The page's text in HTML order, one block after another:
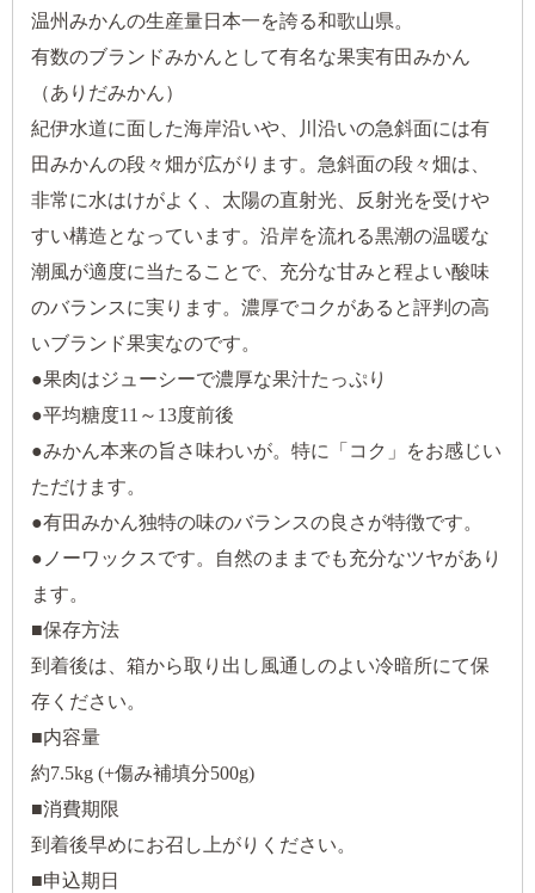
温州みかんの生産量日本一を誇る和歌山県。
有数のブランドみかんとして有名な果実有田みかん
（ありだみかん）
紀伊水道に面した海岸沿いや、川沿いの急斜面には有
田みかんの段々畑が広がります。急斜面の段々畑は、
非常に水はけがよく、太陽の直射光、反射光を受けや
すい構造となっています。沿岸を流れる黒潮の温暖な
潮風が適度に当たることで、充分な甘みと程よい酸味
のバランスに実ります。濃厚でコクがあると評判の高
いブランド果実なのです。
●果肉はジューシーで濃厚な果汁たっぷり
●平均糖度11～13度前後
●みかん本来の旨さ味わいが。特に「コク」をお感じい
ただけます。
●有田みかん独特の味のバランスの良さが特徴です。
●ノーワックスです。自然のままでも充分なツヤがあり
ます。
■保存方法
到着後は、箱から取り出し風通しのよい冷暗所にて保
存ください。
■内容量
約7.5kg (+傷み補填分500g)
■消費期限
到着後早めにお召し上がりください。
■申込期日